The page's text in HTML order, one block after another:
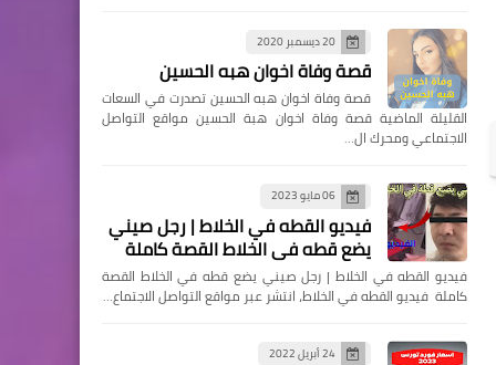
20 ديسمبر 2020
قصة وفاة اخوان هبه الحسين
قصة وفاة اخوان هبه الحسين تصدرت في السعات
القليلة الماضية قصة وفاة اخوان هبة الحسين مواقع التواصل
الاجتماعي ومحرك ال…
06 مايو 2023
فيديو القطه في الخلاط | رجل صيني
يضع قطه في الخلاط القصة كاملة
فيديو القطه في الخلاط | رجل صيني يضع قطه في الخلاط القصة
كاملة فيديو القطه في الخلاط، انتشر عبر مواقع التواصل الاجتماع…
24 أبريل 2022